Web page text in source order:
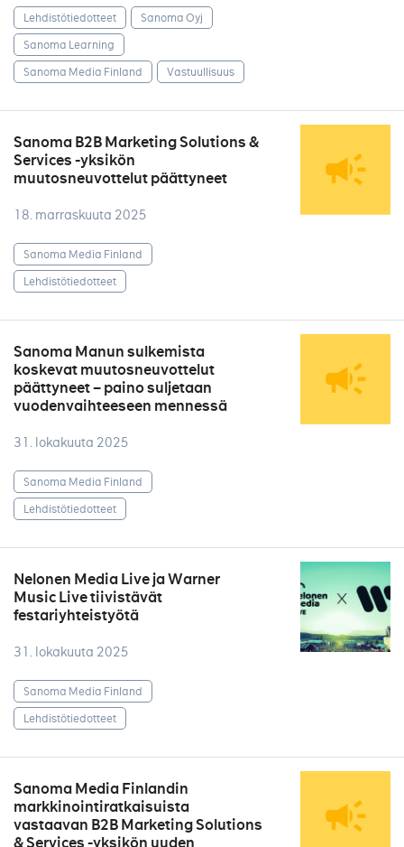
Lehdistötiedotteet
Sanoma Oyj
Sanoma Learning
Sanoma Media Finland
Vastuullisuus
Sanoma B2B Marketing Solutions &
Services -yksikön
muutosneuvottelut päättyneet
18. marraskuuta 2025
Sanoma Media Finland
Lehdistötiedotteet
Sanoma Manun sulkemista
koskevat muutosneuvottelut
päättyneet – paino suljetaan
vuodenvaihteeseen mennessä
31. lokakuuta 2025
Sanoma Media Finland
Lehdistötiedotteet
Nelonen Media Live ja Warner
Music Live tiivistävät
festariyhteistyötä
31. lokakuuta 2025
Sanoma Media Finland
Lehdistötiedotteet
Sanoma Media Finlandin
markkinointiratkaisuista
vastaavan B2B Marketing Solutions
& Services -yksikön uuden